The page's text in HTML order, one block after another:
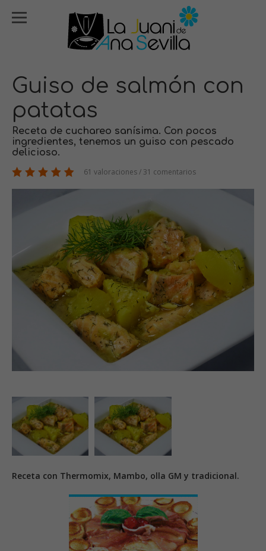
Guiso de salmón con
patatas
Receta de cuchareo sanísima. Con pocos
ingredientes, tenemos un guiso con pescado
delicioso.
61 valoraciones / 31 comentarios
Receta con Thermomix, Mambo, olla GM y tradicional.